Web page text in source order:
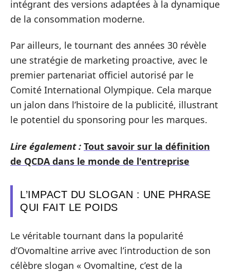
intégrant des versions adaptées à la dynamique
de la consommation moderne.
Par ailleurs, le tournant des années 30 révèle
une stratégie de marketing proactive, avec le
premier partenariat officiel autorisé par le
Comité International Olympique. Cela marque
un jalon dans l’histoire de la publicité, illustrant
le potentiel du sponsoring pour les marques.
Lire également : Tout savoir sur la définition
de QCDA dans le monde de l'entreprise
L’IMPACT DU SLOGAN : UNE PHRASE
QUI FAIT LE POIDS
Le véritable tournant dans la popularité
d’Ovomaltine arrive avec l’introduction de son
célèbre slogan « Ovomaltine, c’est de la